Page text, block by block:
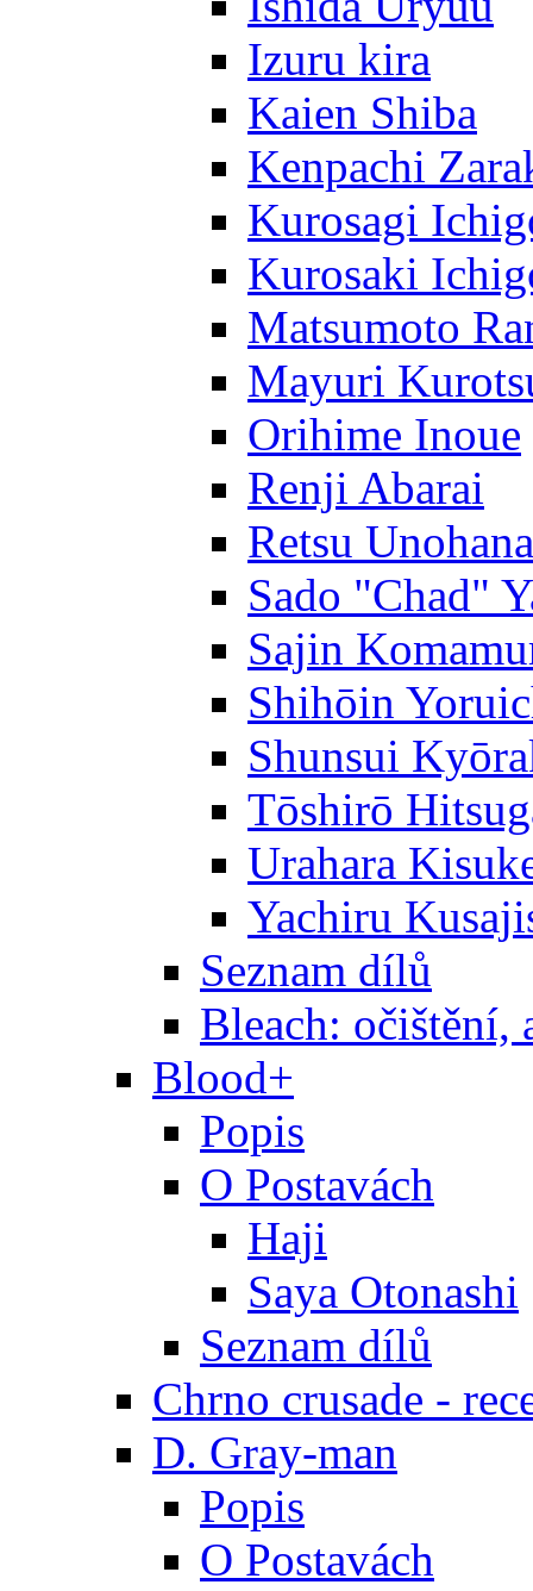
Izuru kira
Kaien Shiba
Kenpachi
Kurosagi
Kurosaki
Matsumoto
Mayuri
Orihime Inoue
Renji Abarai
Retsu Unohana
Sado "Chad"
Sajin
Shihōin
Shunsui
Tōshirō
Urahara
Yachiru
Seznam dílů
Bleach: očištění,
Blood+
Popis
O Postavách
Haji
Saya Otonashi
Seznam dílů
Chrno crusade -
D. Gray-man
Popis
O Postavách